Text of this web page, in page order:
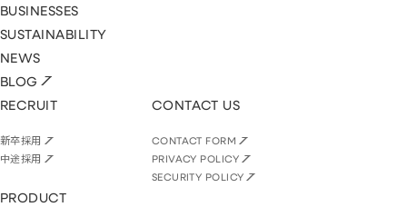
BUSINESSES
SUSTAINABILITY
NEWS
BLOG
RECRUIT
新卒採用
中途採用
CONTACT US
CONTACT FORM
PRIVACY POLICY
SECURITY POLICY
PRODUCT